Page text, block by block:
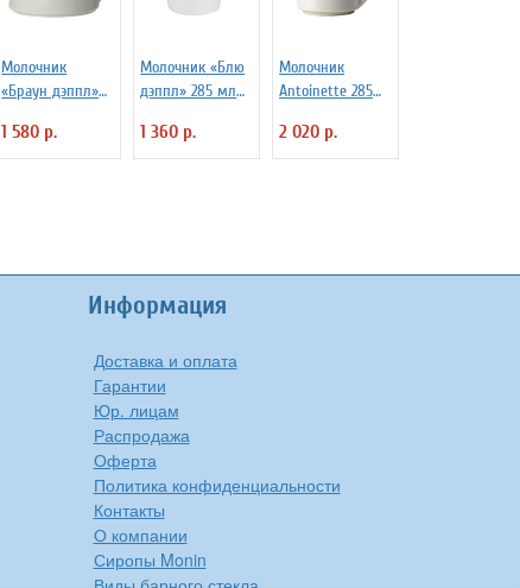
Молочник
«Браун дэппл»
Steelite 3172481
1 580 р.
Молочник «Блю
дэппл» 285 мл
1 360 р.
Молочник
Antoinette 285
3170663
2 020 р.
Информация
Доставка и оплата
Гарантии
Юр. лицам
Распродажа
Оферта
Политика конфиденциальности
Контакты
О компании
Сиропы Monin